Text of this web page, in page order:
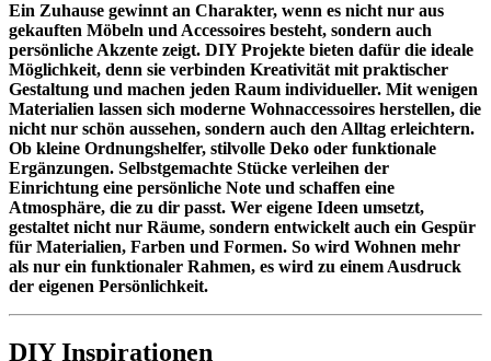
Ein Zuhause gewinnt an Charakter, wenn es nicht nur aus
gekauften Möbeln und Accessoires besteht, sondern auch
persönliche Akzente zeigt. DIY Projekte bieten dafür die ideale
Möglichkeit, denn sie verbinden Kreativität mit praktischer
Gestaltung und machen jeden Raum individueller. Mit wenigen
Materialien lassen sich moderne Wohnaccessoires herstellen, die
nicht nur schön aussehen, sondern auch den Alltag erleichtern.
Ob kleine Ordnungshelfer, stilvolle Deko oder funktionale
Ergänzungen. Selbstgemachte Stücke verleihen der
Einrichtung eine persönliche Note und schaffen eine
Atmosphäre, die zu dir passt. Wer eigene Ideen umsetzt,
gestaltet nicht nur Räume, sondern entwickelt auch ein Gespür
für Materialien, Farben und Formen. So wird Wohnen mehr
als nur ein funktionaler Rahmen, es wird zu einem Ausdruck
der eigenen Persönlichkeit.
DIY Inspirationen